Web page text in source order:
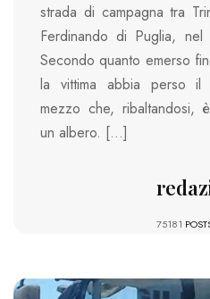
strada di campagna tra
Ferdinando di Puglia, nel
Secondo quanto emerso
la vittima abbia perso il
mezzo che, ribaltandosi,
un albero. […]
75181